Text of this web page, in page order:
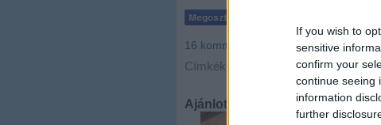
If you wish to
sensitive
confirm your
continue seeing
information
further
16 komment
Címkék: ingatlan
Ajánlott bejegyzések: